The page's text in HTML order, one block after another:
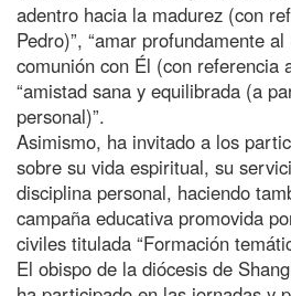
adentro hacia la madurez (con
Pedro)”, “amar profundamente
comunión con Él (con referencia
“amistad sana y equilibrada (a
personal)”.
Asimismo, ha invitado a los
sobre su vida espiritual, su
disciplina personal, haciendo
campaña educativa promovida
civiles titulada “Formación
El obispo de la diócesis de